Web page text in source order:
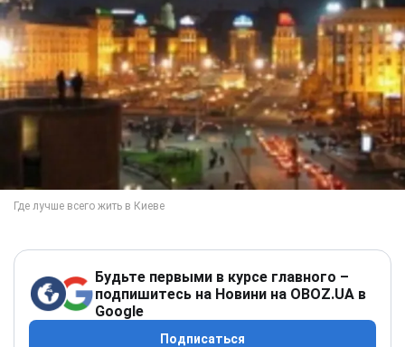
Будьте первыми в курсе главного –
подпишитесь на Новини на OBOZ.UA в
Google
Подписаться